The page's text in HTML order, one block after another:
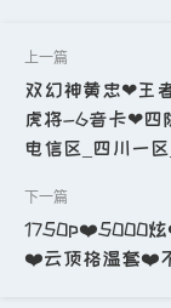
双幻神黄忠❤王
虎将-6音卡❤四
电信区_四川一区_
1750p❤️5000炫
❤️云顶格温套❤️